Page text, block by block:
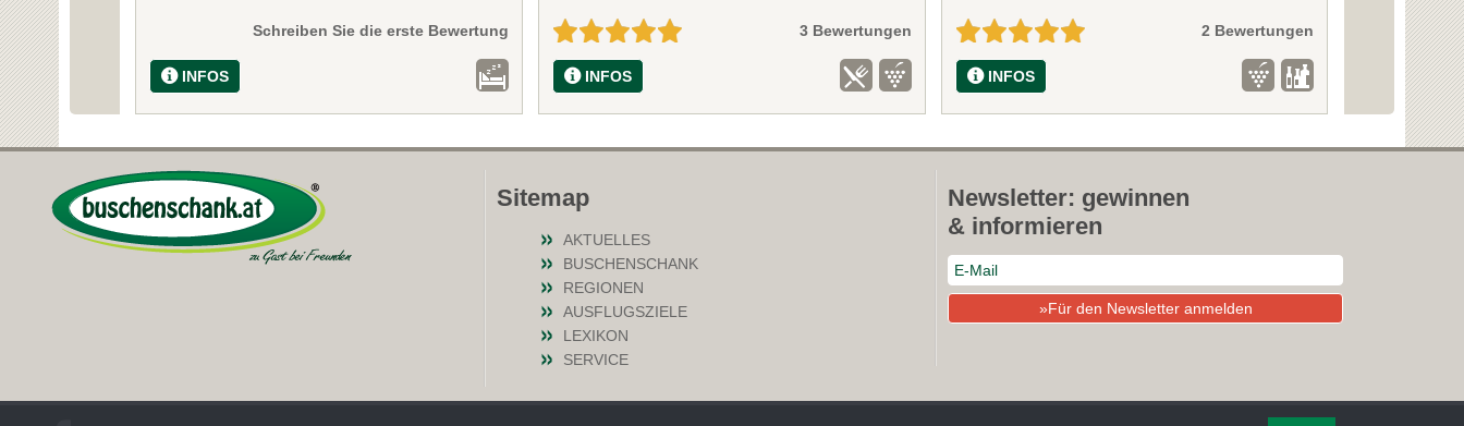
Schreiben Sie die erste Bewertung
INFOS
3 Bewertungen
INFOS
2 Bewertungen
INFOS INFOS
Sitemap
AKTUELLES
BUSCHENSCHANK
REGIONEN
AUSFLUGSZIELE
LEXIKON
SERVICE
Newsletter: gewinnen
& informieren
»Für den Newsletter anmelden